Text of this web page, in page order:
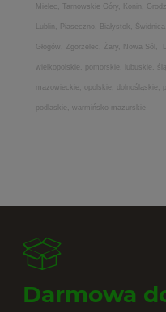
Mielec, Tarnowskie Góry, Konin,
Lublin, Piaseczno, Białystok,
Głogów, Zgorzelec, Żary, Nowa
wielkopolskie, pomorskie, lubuskie,
mazowieckie, opolskie, dolnośląskie,
podlaskie, warmińsko mazurskie
Darmowa